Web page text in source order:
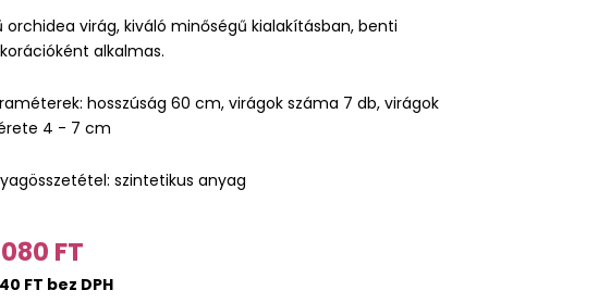
orchidea virág, kiváló minőségű kialakításban, benti
alkalmas.
hosszúság 60 cm, virágok száma 7 db, virágok
4 - 7 cm
szintetikus anyag
FT
FT bez DPH